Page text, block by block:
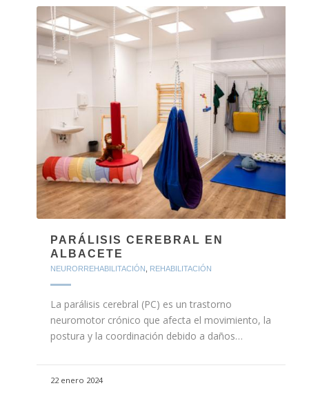
PARÁLISIS CEREBRAL EN
ALBACETE
NEURORREHABILITACIÓN REHABILITACIÓN
La parálisis cerebral (PC) es un trastorno
neuromotor crónico que afecta el movimiento, la
postura y la coordinación debido a daños…
22 enero 2024